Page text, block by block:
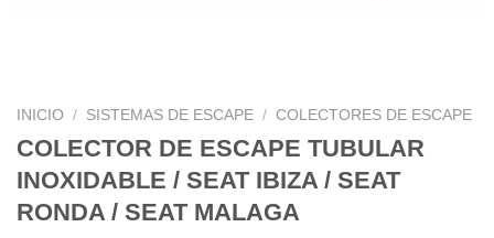
INICIO / SISTEMAS DE ESCAPE / COLECTORES DE ESCAPE
COLECTOR DE ESCAPE TUBULAR
INOXIDABLE / SEAT IBIZA / SEAT
RONDA / SEAT MALAGA